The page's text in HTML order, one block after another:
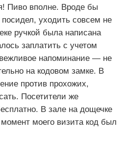
Пиво вполне. Вроде бы
уходить совсем не
ручкой была написана
заплатить с учетом
напоминание — не
на кодовом замке. В
против прохожих,
Посетители же
В зале на дощечке
моего визита код был